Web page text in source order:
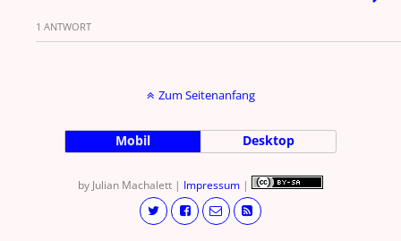
1 ANTWORT
Zum Seitenanfang
Mobil Desktop
by Julian Machalett | Impressum |